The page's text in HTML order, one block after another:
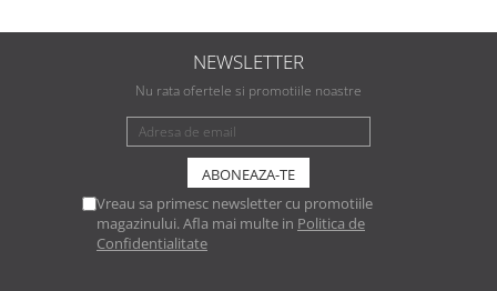
NEWSLETTER
Nu rata ofertele si promotiile noastre
Vreau sa primesc newsletter cu promotiile
magazinului. Afla mai multe in Politica de
Confidentialitate